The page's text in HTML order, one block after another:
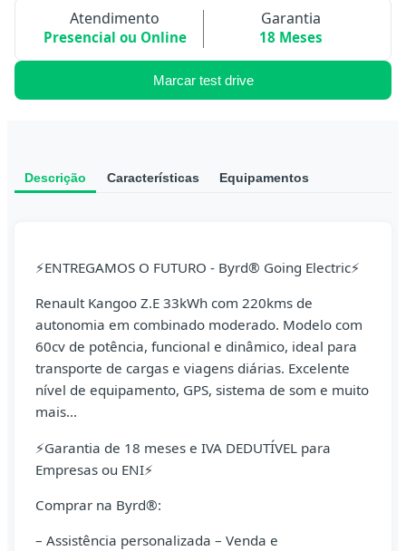
Atendimento
Presencial ou Online
Garantia
18 Meses
Marcar test drive
Descrição Características Equipamentos
⚡ENTREGAMOS O FUTURO - Byrd® Going Electric⚡
Renault Kangoo Z.E 33kWh com 220kms de
autonomia em combinado moderado. Modelo com
60cv de potência, funcional e dinâmico, ideal para
transporte de cargas e viagens diárias. Excelente
nível de equipamento, GPS, sistema de som e muito
mais...
⚡Garantia de 18 meses e IVA DEDUTÍVEL para
Empresas ou ENI⚡
Comprar na Byrd®:
– Assistência personalizada – Venda e